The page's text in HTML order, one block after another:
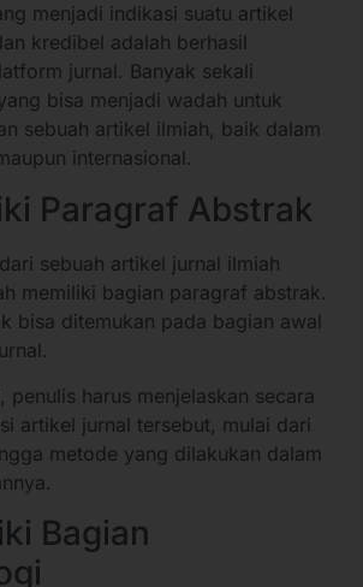
menjadi indikasi suatu artikel
kredibel adalah berhasil
jurnal. Banyak sekali
bisa menjadi wadah untuk
sebuah artikel ilmiah, baik dalam
internasional.
Paragraf Abstrak
sebuah artikel jurnal ilmiah
memiliki bagian paragraf abstrak.
bisa ditemukan pada bagian awal
penulis harus menjelaskan secara
artikel jurnal tersebut, mulai dari
metode yang dilakukan dalam
Bagian